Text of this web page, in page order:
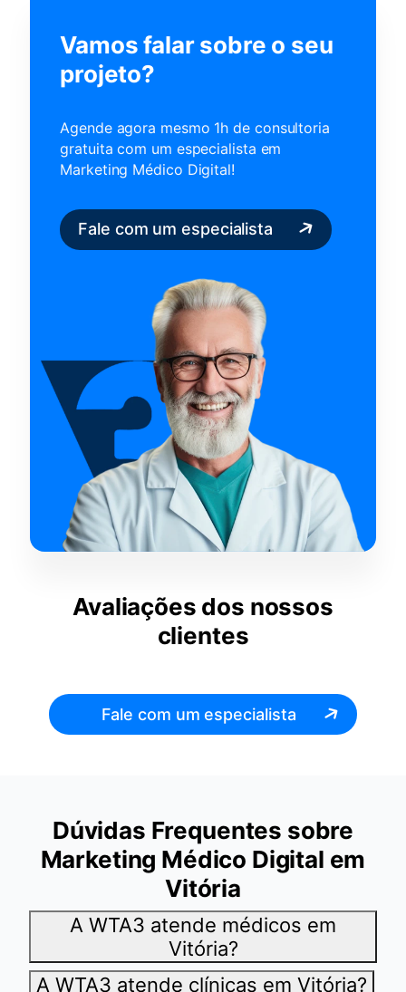
Vamos falar sobre o seu
projeto?
Agende agora mesmo 1h de consultoria
gratuita com um especialista em
Marketing Médico Digital!
Fale com um especialista
Avaliações dos nossos
clientes
Fale com um especialista
Dúvidas Frequentes sobre
Marketing Médico Digital em
Vitória
A WTA3 atende médicos em
Vitória?
A WTA3 atende clínicas em Vitória?